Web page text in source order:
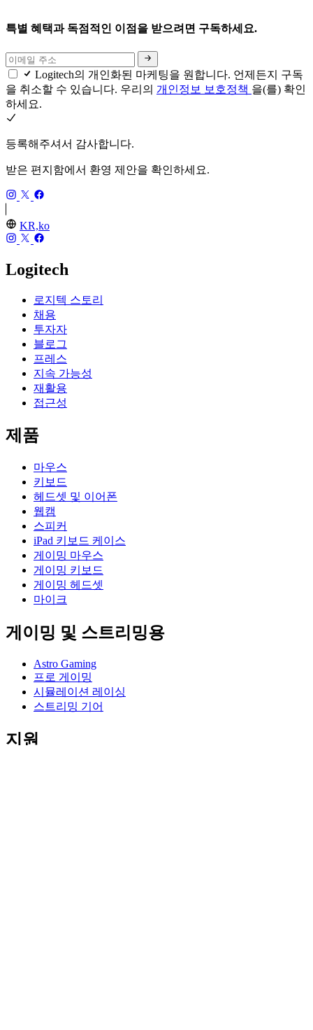
특별 혜택과 독점적인 이점을 받으려면 구독하세요.
Logitech의 개인화된 마케팅을 원합니다. 언제든지 구독
을 취소할 수 있습니다. 우리의 개인정보 보호정책 을(를) 확인
하세요.
등록해주셔서 감사합니다.
받은 편지함에서 환영 제안을 확인하세요.
KR,ko
Logitech
로지텍 스토리
채용
투자자
블로그
프레스
지속 가능성
재활용
접근성
제품
마우스
키보드
헤드셋 및 이어폰
웹캠
스피커
iPad 키보드 케이스
게이밍 마우스
게이밍 키보드
게이밍 헤드셋
마이크
게이밍 및 스트리밍용
Astro Gaming
프로 게이밍
시뮬레이션 레이싱
스트리밍 기어
지원